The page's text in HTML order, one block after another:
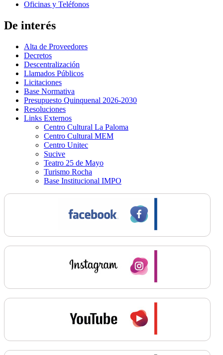
Oficinas y Teléfonos
De interés
Alta de Proveedores
Decretos
Descentralización
Llamados Públicos
Licitaciones
Base Normativa
Presupuesto Quinquenal 2026-2030
Resoluciones
Links Externos
Centro Cultural La Paloma
Centro Cultural MEM
Centro Unitec
Sucive
Teatro 25 de Mayo
Turismo Rocha
Base Institucional IMPO